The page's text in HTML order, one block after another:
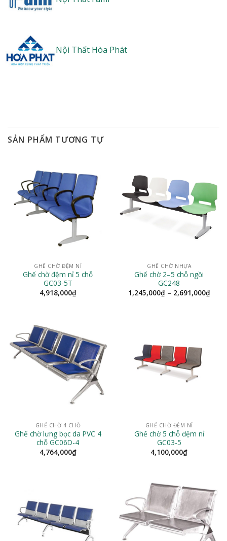
Nội Thất Hòa Phát
SẢN PHẨM TƯƠNG TỰ
GHẾ CHỜ ĐỆM NỈ
Ghế chờ đệm nỉ 5 chỗ
GC03-5T
4,918,000₫
GHẾ CHỜ NHỰA
Ghế chờ 2–5 chỗ ngồi
GC248
1,245,000₫ – 2,691,000₫
giá:
GHẾ CHỜ 4 CHỖ
Ghế chờ lưng bọc da PVC 4
chỗ GC06D-4
4,764,000₫
GHẾ CHỜ ĐỆM NỈ
Ghế chờ 5 chỗ đệm nỉ
GC03-5
4,100,000₫